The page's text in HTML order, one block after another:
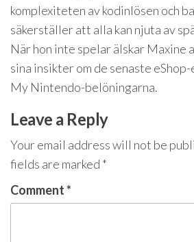
komplexiteten av kodinlösen och
säkerställer att alla kan njuta av
När hon inte spelar älskar Maxine
sina insikter om de senaste
My Nintendo-belöningarna.
Leave a Reply
Your email address will not be
fields are marked *
Comment*